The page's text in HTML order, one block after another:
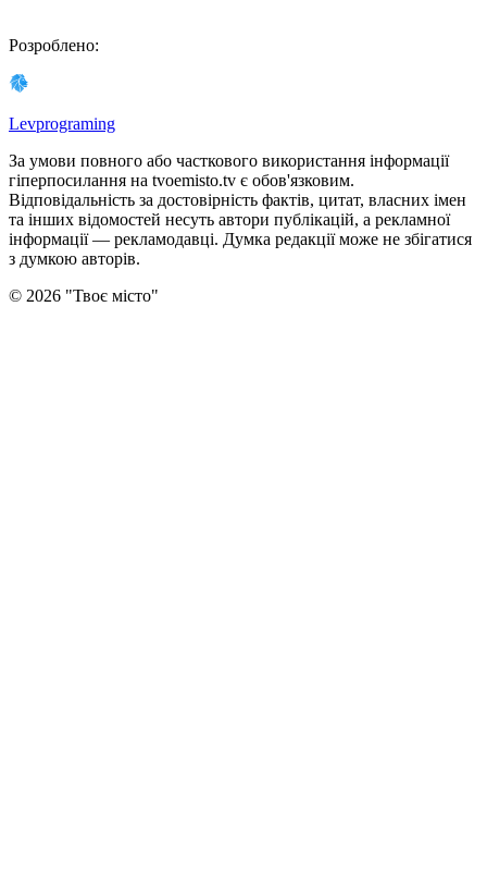
Розроблено:
Levprograming
За умови повного або часткового використання iнформацiї
гіперпосилання на tvoemisto.tv є обов'язковим.
Відповідальність за достовірність фактів, цитат, власних імен
та інших відомостей несуть автори публікацій, а рекламної
інформації — рекламодавці. Думка редакцiї може не збiгатися
з думкою авторiв.
© 2026 "Твоє місто"